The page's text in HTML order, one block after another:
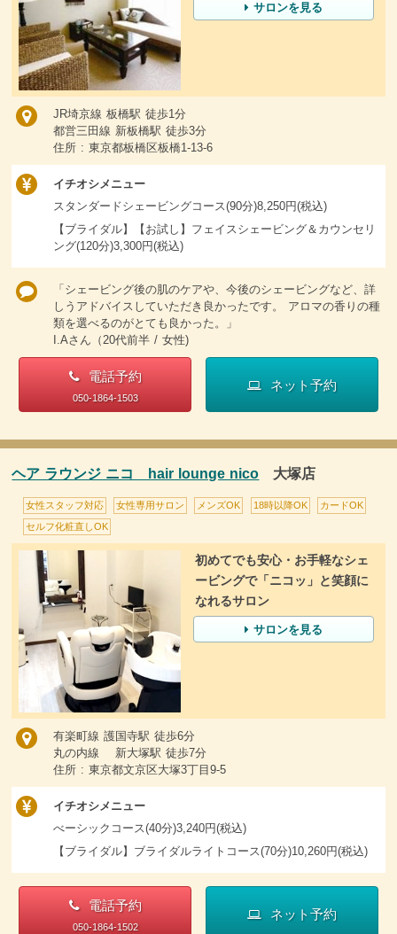
サロンを見る
JR埼京線 板橋駅 徒歩1分
都営三田線 新板橋駅 徒歩3分
住所 : 東京都板橋区板橋1-13-6
イチオシメニュー
スタンダードシェービングコース(90分)8,250円(税込)
【ブライダル】【お試し】フェイスシェービング＆カウンセリ
ング(120分)3,300円(税込)
「シェービング後の肌のケアや、今後のシェービングなど、詳
しうアドバイスしていただき良かったです。 アロマの香りの種
類を選べるのがとても良かった。」
I.Aさん（20代前半 / 女性)
電話予約
050-1864-1503
ネット予約
ヘア ラウンジ ニコ hair lounge nico 大塚店
女性スタッフ対応 女性専用サロン メンズOK 18時以降OK カードOK
セルフ化粧直しOK
初めてでも安心・お手軽なシェ
ービングで「ニコッ」と笑顔に
なれるサロン
サロンを見る
有楽町線 護国寺駅 徒歩6分
丸の内線 新大塚駅 徒歩7分
住所 : 東京都文京区大塚3丁目9-5
イチオシメニュー
べーシックコース(40分)3,240円(税込)
【ブライダル】ブライダルライトコース(70分)10,260円(税込)
電話予約
050-1864-1502
ネット予約